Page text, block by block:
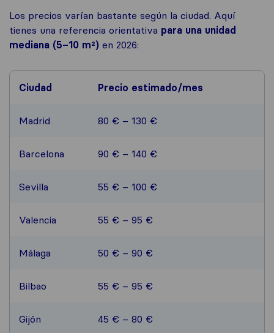
Los precios varían bastante según la ciudad. Aquí
tienes una referencia orientativa para una unidad
mediana (5–10 m²) en 2026:
Ciudad Precio estimado/mes
Madrid 80 € – 130 €
Barcelona 90 € – 140 €
Sevilla 55 € – 100 €
Valencia 55 € – 95 €
Málaga 50 € – 90 €
Bilbao 55 € – 95 €
Gijón 45 € – 80 €